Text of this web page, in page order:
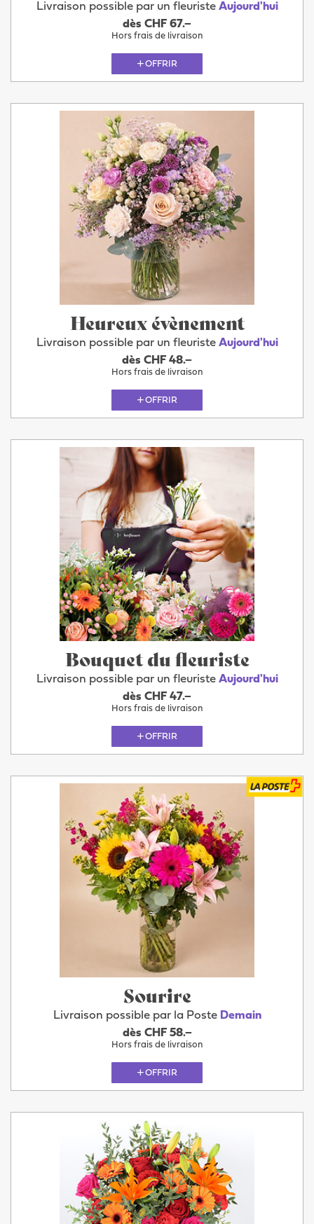
Livraison possible par un fleuriste Aujourd'hui
dès CHF 67.–
Hors frais de livraison
OFFRIR
Heureux évènement
Livraison possible par un fleuriste Aujourd'hui
dès CHF 48.–
Hors frais de livraison
OFFRIR
Bouquet du fleuriste
Livraison possible par un fleuriste Aujourd'hui
dès CHF 47.–
Hors frais de livraison
OFFRIR
Sourire
Livraison possible par la Poste Demain
dès CHF 58.–
Hors frais de livraison
OFFRIR